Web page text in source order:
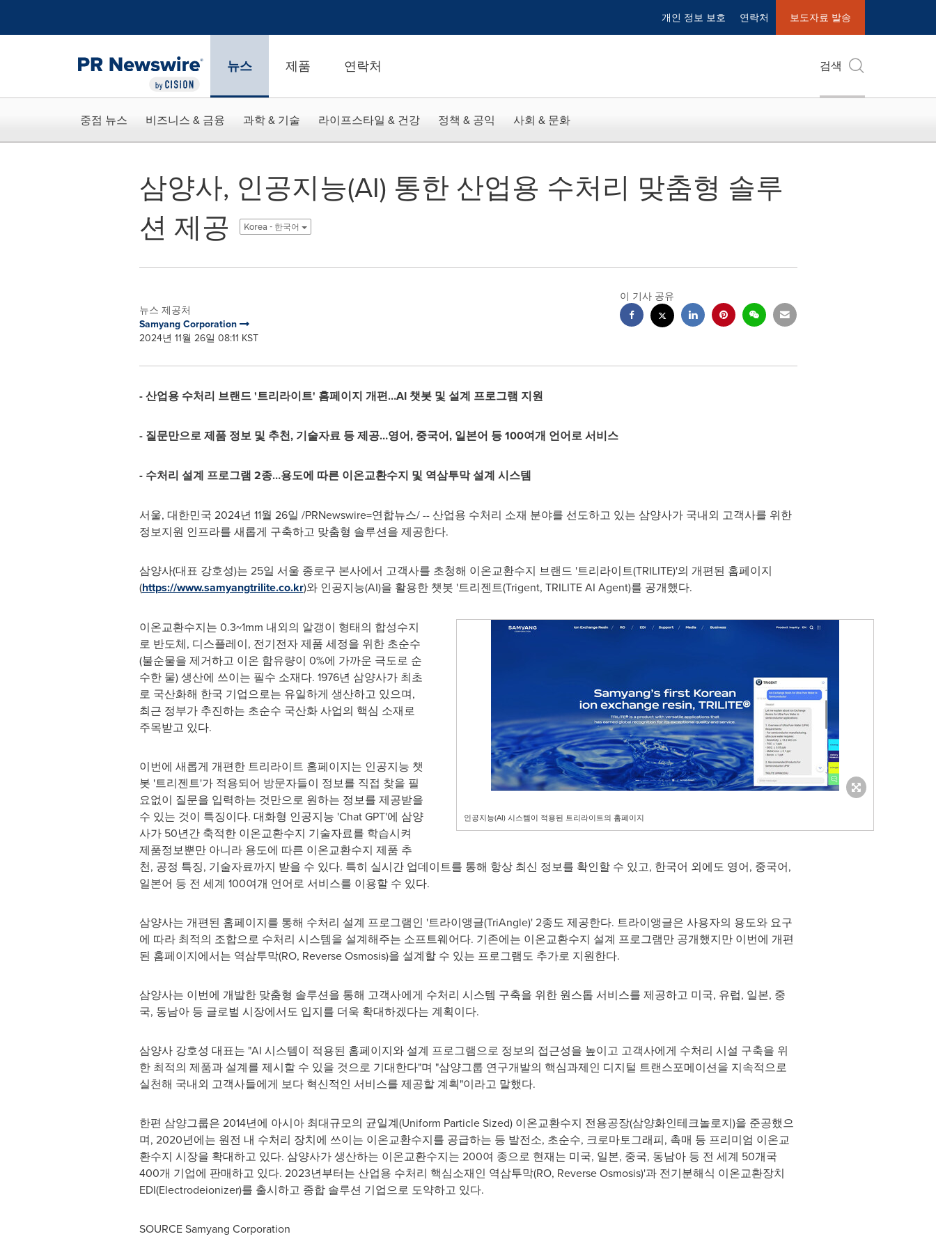
개인 정보 보호 연락처 보도자료 발송
뉴스 제품 연락처 검색
중점 뉴스 비즈니스 & 금융 과학 & 기술 라이프스타일 & 건강 정책 & 공익 사회 & 문화
삼양사, 인공지능(AI) 통한 산업용 수처리 맞춤형 솔루
션 제공
Korea - 한국어
뉴스 제공처
Samyang Corporation
2024년 11월 26일 08:11 KST
이 기사 공유
- 산업용 수처리 브랜드 '트리라이트' 홈페이지 개편…AI 챗봇 및 설계 프로그램 지원
- 질문만으로 제품 정보 및 추천, 기술자료 등 제공…영어, 중국어, 일본어 등 100여개 언어로 서비스
- 수처리 설계 프로그램 2종…용도에 따른 이온교환수지 및 역삼투막 설계 시스템
서울, 대한민국 2024년 11월 26일 /PRNewswire=연합뉴스/ -- 산업용 수처리 소재 분야를 선도하고 있는 삼양사가 국내외 고객사를 위한
정보지원 인프라를 새롭게 구축하고 맞춤형 솔루션을 제공한다.
삼양사(대표 강호성)는 25일 서울 종로구 본사에서 고객사를 초청해 이온교환수지 브랜드 '트리라이트(TRILITE)'의 개편된 홈페이지
(https://www.samyangtrilite.co.kr)와 인공지능(AI)을 활용한 챗봇 '트리젠트(Trigent, TRILITE AI Agent)를 공개했다.
인공지능(AI) 시스템이 적용된 트리라이트의 홈페이지
이온교환수지는 0.3~1mm 내외의 알갱이 형태의 합성수지
로 반도체, 디스플레이, 전기전자 제품 세정을 위한 초순수
(불순물을 제거하고 이온 함유량이 0%에 가까운 극도로 순
수한 물) 생산에 쓰이는 필수 소재다. 1976년 삼양사가 최초
로 국산화해 한국 기업으로는 유일하게 생산하고 있으며,
최근 정부가 추진하는 초순수 국산화 사업의 핵심 소재로
주목받고 있다.
이번에 새롭게 개편한 트리라이트 홈페이지는 인공지능 챗
봇 '트리젠트'가 적용되어 방문자들이 정보를 직접 찾을 필
요없이 질문을 입력하는 것만으로 원하는 정보를 제공받을
수 있는 것이 특징이다. 대화형 인공지능 'Chat GPT'에 삼양
사가 50년간 축적한 이온교환수지 기술자료를 학습시켜
제품정보뿐만 아니라 용도에 따른 이온교환수지 제품 추
천, 공정 특징, 기술자료까지 받을 수 있다. 특히 실시간 업데이트를 통해 항상 최신 정보를 확인할 수 있고, 한국어 외에도 영어, 중국어,
일본어 등 전 세계 100여개 언어로 서비스를 이용할 수 있다.
삼양사는 개편된 홈페이지를 통해 수처리 설계 프로그램인 '트라이앵글(TriAngle)' 2종도 제공한다. 트라이앵글은 사용자의 용도와 요구
에 따라 최적의 조합으로 수처리 시스템을 설계해주는 소프트웨어다. 기존에는 이온교환수지 설계 프로그램만 공개했지만 이번에 개편
된 홈페이지에서는 역삼투막(RO, Reverse Osmosis)을 설계할 수 있는 프로그램도 추가로 지원한다.
삼양사는 이번에 개발한 맞춤형 솔루션을 통해 고객사에게 수처리 시스템 구축을 위한 원스톱 서비스를 제공하고 미국, 유럽, 일본, 중
국, 동남아 등 글로벌 시장에서도 입지를 더욱 확대하겠다는 계획이다.
삼양사 강호성 대표는 "AI 시스템이 적용된 홈페이지와 설계 프로그램으로 정보의 접근성을 높이고 고객사에게 수처리 시설 구축을 위
한 최적의 제품과 설계를 제시할 수 있을 것으로 기대한다"며 "삼양그룹 연구개발의 핵심과제인 디지털 트랜스포메이션을 지속적으로
실천해 국내외 고객사들에게 보다 혁신적인 서비스를 제공할 계획"이라고 말했다.
한편 삼양그룹은 2014년에 아시아 최대규모의 균일계(Uniform Particle Sized) 이온교환수지 전용공장(삼양화인테크놀로지)을 준공했으
며, 2020년에는 원전 내 수처리 장치에 쓰이는 이온교환수지를 공급하는 등 발전소, 초순수, 크로마토그래피, 촉매 등 프리미엄 이온교
환수지 시장을 확대하고 있다. 삼양사가 생산하는 이온교환수지는 200여 종으로 현재는 미국, 일본, 중국, 동남아 등 전 세계 50개국
400개 기업에 판매하고 있다. 2023년부터는 산업용 수처리 핵심소재인 역삼투막(RO, Reverse Osmosis)'과 전기분해식 이온교환장치
EDI(Electrodeionizer)를 출시하고 종합 솔루션 기업으로 도약하고 있다.
SOURCE Samyang Corporation